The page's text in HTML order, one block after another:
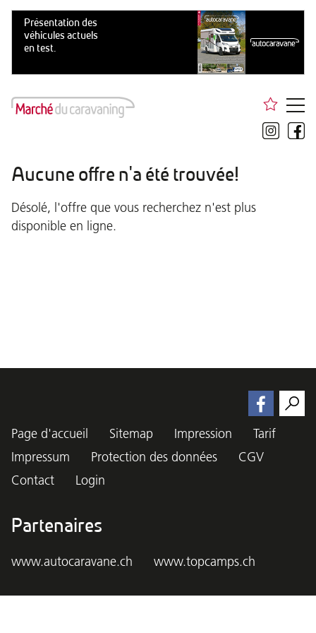
Aucune offre n'a été trouvée!
Désolé, l'offre que vous recherchez n'est plus
disponible en ligne.
Page d'accueil Sitemap Impression
Tarif
Impressum
Protection des données
CGV
Contact
Login
Partenaires
www.autocaravane.ch www.topcamps.ch